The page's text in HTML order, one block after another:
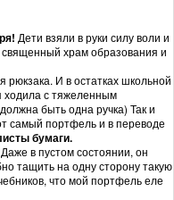
Дети взяли в руки силу воли и
храм образования и
рюкзака. И в остатках школьной
ходила с тяжеленным
быть одна ручка) Так и
самый портфель и в переводе
бумаги.
в пустом состоянии, он
тащить на одну сторону такую
что мой портфель еле